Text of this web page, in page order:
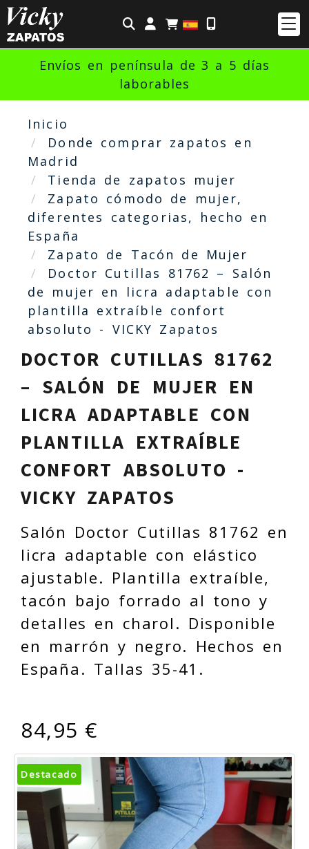
Identifícate
Envíos en península de 3 a 5 días
laborables
Inicio
Donde comprar zapatos en
Madrid
Tienda de zapatos mujer
Zapato cómodo de mujer,
diferentes categorias, hecho en
España
Zapato de Tacón de Mujer
Doctor Cutillas 81762 – Salón
de mujer en licra adaptable con
plantilla extraíble confort
absoluto - VICKY Zapatos
DOCTOR CUTILLAS 81762
– SALÓN DE MUJER EN
LICRA ADAPTABLE CON
PLANTILLA EXTRAÍBLE
CONFORT ABSOLUTO -
VICKY ZAPATOS
Salón Doctor Cutillas 81762 en
licra adaptable con elástico
ajustable. Plantilla extraíble,
tacón bajo forrado al tono y
detalles en charol. Disponible
en marrón y negro. Hechos en
España. Tallas 35-41.
84,95 €
Destacado